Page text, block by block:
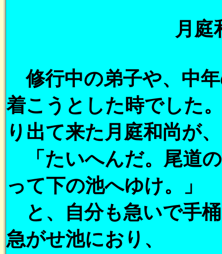
月庭
修行中の弟子や、中
着こうとした時でした
り出て来た月庭和尚が、
「たいへんだ。尾道
って下の池へゆけ。」
と、自分も急いで手
急がせ池におり、